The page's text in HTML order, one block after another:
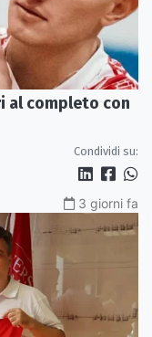
al completo con
Condividi su:
3 giorni fa